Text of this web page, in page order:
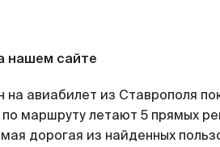
нашем сайте
на авиабилет из Ставрополя
маршруту летают 5 прямых
дорогая из найденных